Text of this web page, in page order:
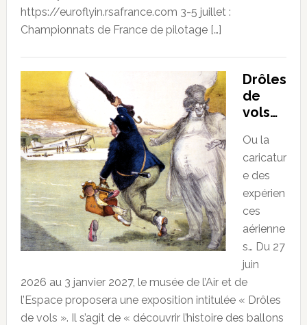
https://euroflyin.rsafrance.com 3-5 juillet :
Championnats de France de pilotage […]
Drôles
de
vols…
Ou la
caricatur
e des
expérien
ces
aérienne
s… Du 27
juin
2026 au 3 janvier 2027, le musée de l’Air et de
l’Espace proposera une exposition intitulée « Drôles
de vols ». Il s’agit de « découvrir l’histoire des ballons